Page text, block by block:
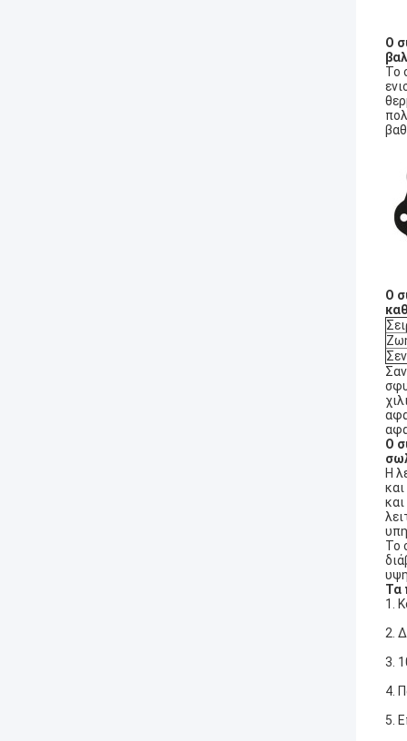
Ο
Το
Ο
Ο
Η
Το
Τα
1.
2.
3.
4.
5.